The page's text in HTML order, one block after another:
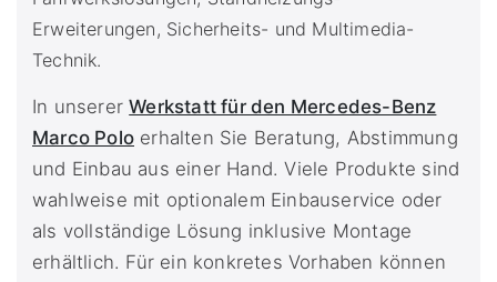
Erweiterungen, Sicherheits- und Multimedia-
Technik.
In unsererWerkstatt für den Mercedes-Benz
Marco Polo erhalten Sie Beratung, Abstimmung
und Einbau aus einer Hand. Viele Produkte sind
wahlweise mit optionalem Einbauservice oder
als vollständige Lösung inklusive Montage
erhältlich. Für ein konkretes Vorhaben können